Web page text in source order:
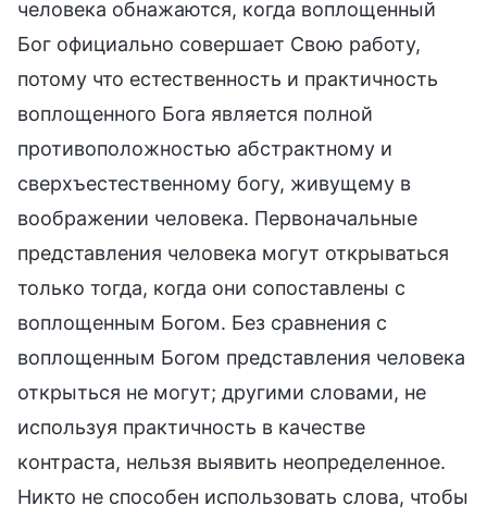
человека обнажаются, когда воплощенный
Бог официально совершает Свою работу,
потому что естественность и практичность
воплощенного Бога является полной
противоположностью абстрактному и
сверхъестественному богу, живущему в
воображении человека. Первоначальные
представления человека могут открываться
только тогда, когда они сопоставлены с
воплощенным Богом. Без сравнения с
воплощенным Богом представления человека
открыться не могут; другими словами, не
используя практичность в качестве
контраста, нельзя выявить неопределенное.
Никто не способен использовать слова, чтобы